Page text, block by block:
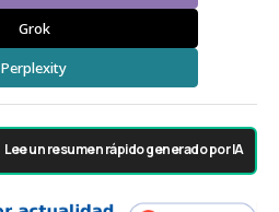
Grok
Perplexity
Lee un resumen rápido generado por IA